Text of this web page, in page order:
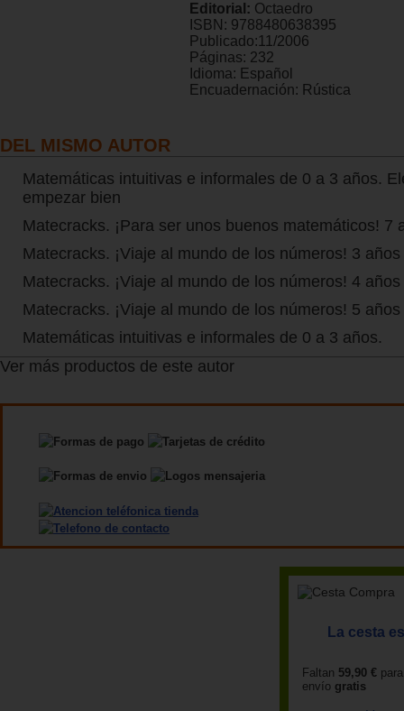
Editorial: Octaedro
ISBN: 9788480638395
Publicado:11/2006
Páginas: 232
Idioma: Español
Encuadernación: Rústica
DEL MISMO AUTOR
Matemáticas intuitivas e informales de 0 a 3 años.
empezar bien
Matecracks. ¡Para ser unos buenos matemáticos! 7
Matecracks. ¡Viaje al mundo de los números! 3 años
Matecracks. ¡Viaje al mundo de los números! 4 años
Matecracks. ¡Viaje al mundo de los números! 5 años
Matemáticas intuitivas e informales de 0 a 3 años.
Ver más productos de este autor
La cesta
Faltan 59,90 €
envío gratis